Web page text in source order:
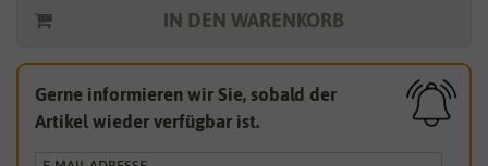
IN DEN WARENKORB
Gerne informieren wir Sie, sobald der
Artikel wieder verfügbar ist.